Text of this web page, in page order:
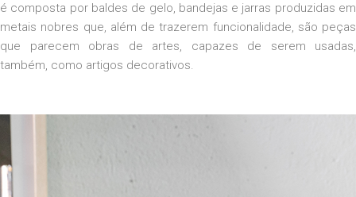
é composta por baldes de gelo, bandejas e jarras produzidas em
metais nobres que, além de trazerem funcionalidade, são peças
que parecem obras de artes, capazes de serem usadas,
também, como artigos decorativos.